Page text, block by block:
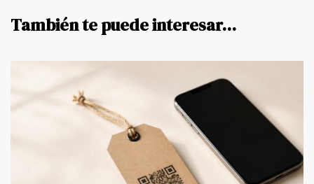
t
r
S
u
También te puede interesar...